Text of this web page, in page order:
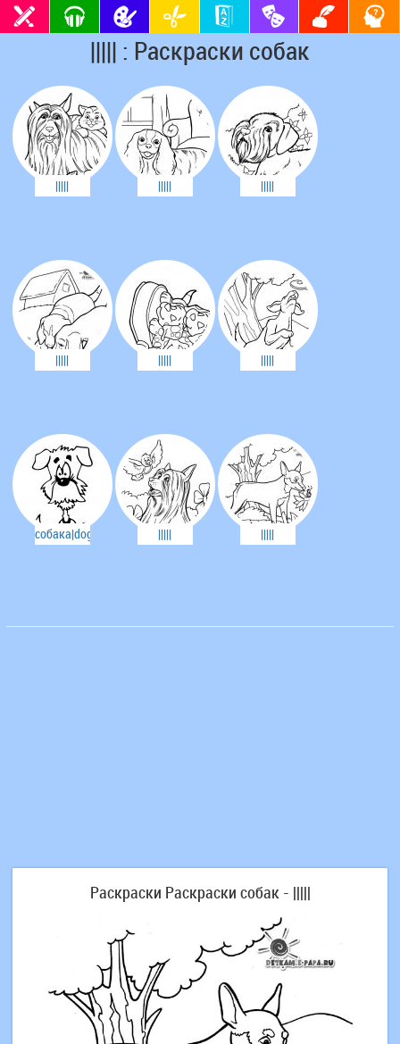
||||| : Раскраски собак
||||| ||||| |||||
||||| ||||| |||||
собака|dog||chiens|| ||||| |||||
Раскраски Раскраски собак - |||||